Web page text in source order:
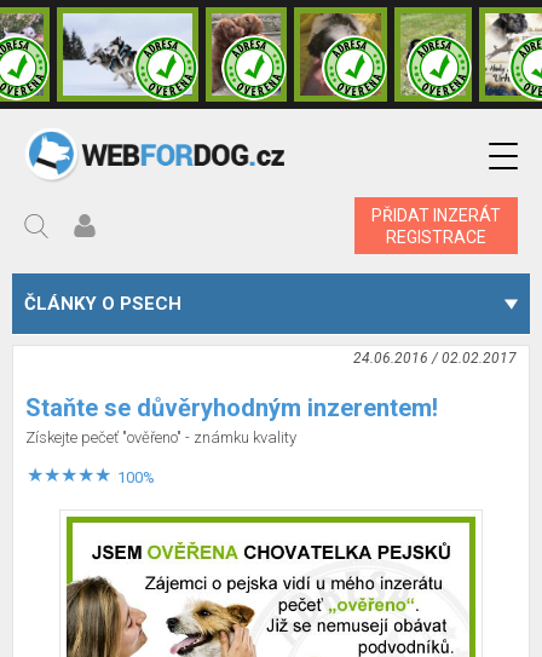
PŘIDAT INZERÁT
REGISTRACE
ČLÁNKY O PSECH
24.06.2016 / 02.02.2017
Staňte se důvěryhodným inzerentem!
Získejte pečeť "ověřeno" - známku kvality
100%